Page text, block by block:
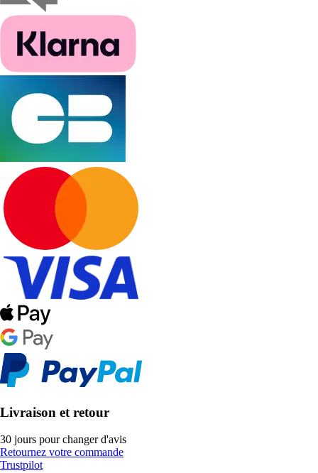
Livraison et retour
30 jours pour changer d'avis
Retournez votre commande
Trustpilot